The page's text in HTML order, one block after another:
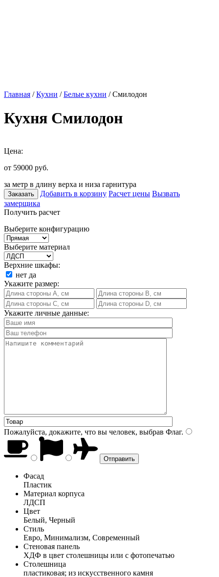
Главная /Кухни /Белые кухни / Смилодон
Кухня Смилодон
Цена:
от 59000 руб.
за метр в длину верха и низа гарнитура
Заказать Добавить в корзину Расчет цены Вызвать
замерщика
Получить расчет
Выберите конфигурацию
Выберите материал
Верхние шкафы:
нет да
Укажите размер:
Укажите личные данные:
Пожалуйста, докажите, что вы человек, выбрав Флаг.
Фасад
Пластик
Материал корпуса
ЛДСП
Цвет
Белый, Черный
Стиль
Евро, Минимализм, Современный
Стеновая панель
ХДФ в цвет столешницы или с фотопечатью
Столешница
пластиковая; из искусственного камня